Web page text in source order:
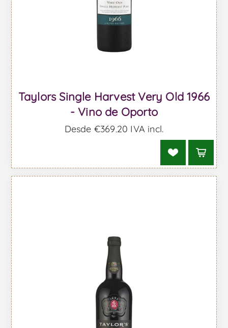
Taylors Single Harvest Very Old 1966
- Vino de Oporto
Desde €369,20 IVA incl.